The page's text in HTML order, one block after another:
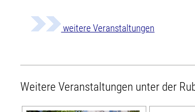
weitere Veranstaltungen
Weitere Veranstaltungen unter der